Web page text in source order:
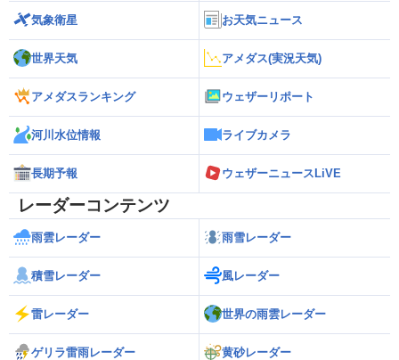
気象衛星 お天気ニュース
世界天気 アメダス(実況天気)
アメダスランキング ウェザーリポート
河川水位情報 ライブカメラ
長期予報 ウェザーニュースLiVE
レーダーコンテンツ
雨雲レーダー 雨雪レーダー
積雪レーダー 風レーダー
雷レーダー 世界の雨雲レーダー
ゲリラ雷雨レーダー 黄砂レーダー